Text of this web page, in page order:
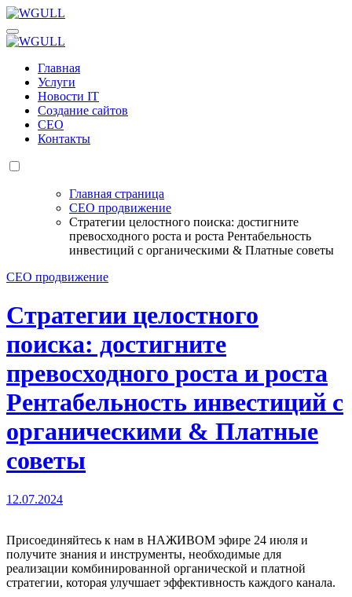
Перейти
к
содержанию
WGULL
Белая чайка - создание и продвижение сайтов
Белая чайка - создание и продвижение сайтов
Главная
Услуги
Новости IT
Создание сайтов
СЕО
Контакты
Главная страница
СЕО продвижение
Стратегии целостного поиска: достигните
превосходного роста и роста Рентабельность
инвестиций с органическими & Платные советы
СЕО продвижение
Стратегии целостного
поиска: достигните
превосходного роста и роста
Рентабельность инвестиций с
органическими & Платные
советы
12.07.2024
Присоединяйтесь к нам в НАЖИВОМ эфире 24 июля и
получите знания и инструменты, необходимые для
реализации комбинированной органической и платной
стратегии, которая улучшает эффективность каждого канала.